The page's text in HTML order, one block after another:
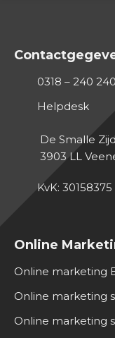
Online
Online marketing
Online marketing
Online marketing
0318 – 240 240
Helpdesk
De Smalle
3903 LL
KvK: 30158375